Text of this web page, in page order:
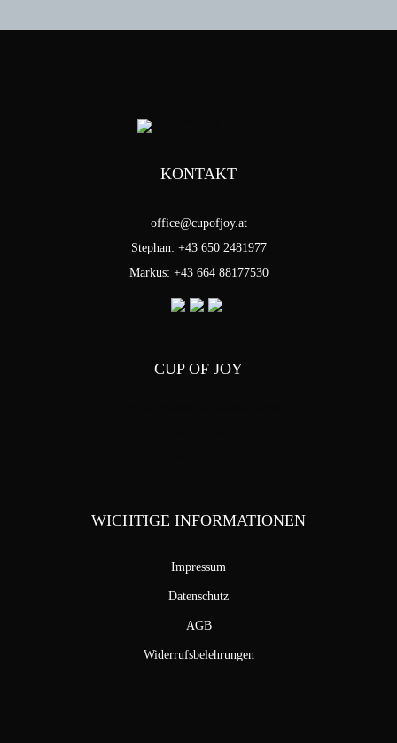
KONTAKT
office@cupofjoy.at
Stephan: +43 650 2481977
Markus: +43 664 88177530
CUP OF JOY
WICHTIGE INFORMATIONEN
Impressum
Datenschutz
AGB
Widerrufsbelehrungen